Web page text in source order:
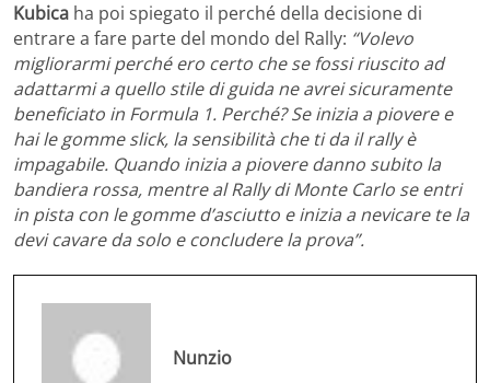
Kubica ha poi spiegato il perché della decisione di
entrare a fare parte del mondo del Rally: “Volevo
migliorarmi perché ero certo che se fossi riuscito ad
adattarmi a quello stile di guida ne avrei sicuramente
beneficiato in Formula 1. Perché? Se inizia a piovere e
hai le gomme slick, la sensibilità che ti da il rally è
impagabile. Quando inizia a piovere danno subito la
bandiera rossa, mentre al Rally di Monte Carlo se entri
in pista con le gomme d’asciutto e inizia a nevicare te la
devi cavare da solo e concludere la prova”.
Nunzio